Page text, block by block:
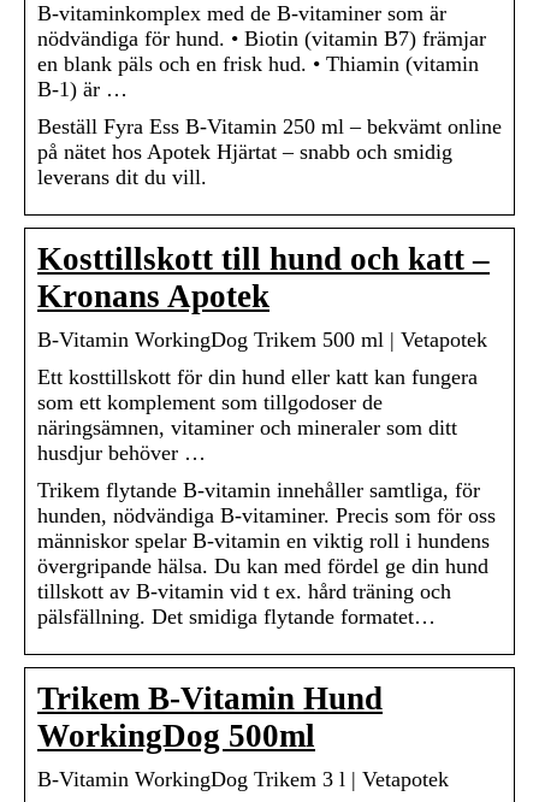
B-vitaminkomplex med de B-vitaminer som är
nödvändiga för hund. • Biotin (vitamin B7) främjar
en blank päls och en frisk hud. • Thiamin (vitamin
B-1) är …
Beställ Fyra Ess B-Vitamin 250 ml – bekvämt online
på nätet hos Apotek Hjärtat – snabb och smidig
leverans dit du vill.
Kosttillskott till hund och katt –
Kronans Apotek
B-Vitamin WorkingDog Trikem 500 ml | Vetapotek
Ett kosttillskott för din hund eller katt kan fungera
som ett komplement som tillgodoser de
näringsämnen, vitaminer och mineraler som ditt
husdjur behöver …
Trikem flytande B-vitamin innehåller samtliga, för
hunden, nödvändiga B-vitaminer. Precis som för oss
människor spelar B-vitamin en viktig roll i hundens
övergripande hälsa. Du kan med fördel ge din hund
tillskott av B-vitamin vid t ex. hård träning och
pälsfällning. Det smidiga flytande formatet…
Trikem B-Vitamin Hund
WorkingDog 500ml
B-Vitamin WorkingDog Trikem 3 l | Vetapotek